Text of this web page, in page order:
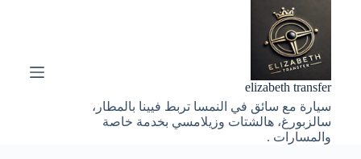
elizabeth transfer
سيارة مع سائق في النمسا تربط فيينا بالمطار،
سالزبورغ، هالشتات وزيلامسي بخدمة خاصة
والمسارات .